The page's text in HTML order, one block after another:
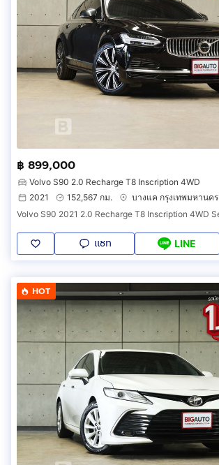
฿ 899,000
Volvo S90 2.0 Recharge T8 Inscription 4WD
2021
152,567 กม.
บางแค กรุงเทพมหานคร
แชท LINE
HOT